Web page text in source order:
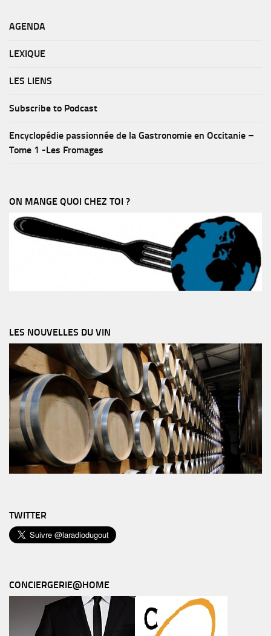
AGENDA
LEXIQUE
LES LIENS
Subscribe to Podcast
Encyclopédie passionnée de la Gastronomie en Occitanie –
Tome 1 -Les Fromages
ON MANGE QUOI CHEZ TOI ?
LES NOUVELLES DU VIN
TWITTER
CONCIERGERIE@HOME